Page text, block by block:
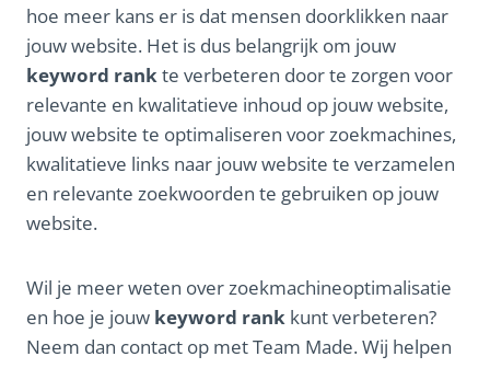
hoe meer kans er is dat mensen doorklikken naar
jouw website. Het is dus belangrijk om jouw
keyword rankte verbeteren door te zorgen voor
relevante en kwalitatieve inhoud op jouw website,
jouw website te optimaliseren voor zoekmachines,
kwalitatieve links naar jouw website te verzamelen
en relevante zoekwoorden te gebruiken op jouw
website.
Wil je meer weten over zoekmachineoptimalisatie
en hoe je jouw keyword rank kunt verbeteren?
Neem dan contact op met Team Made. Wij helpen